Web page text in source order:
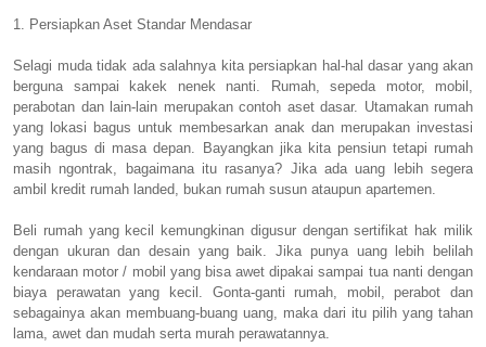
1. Persiapkan Aset Standar Mendasar
Selagi muda tidak ada salahnya kita persiapkan hal-hal dasar yang akan
berguna sampai kakek nenek nanti. Rumah, sepeda motor, mobil,
perabotan dan lain-lain merupakan contoh aset dasar. Utamakan rumah
yang lokasi bagus untuk membesarkan anak dan merupakan investasi
yang bagus di masa depan. Bayangkan jika kita pensiun tetapi rumah
masih ngontrak, bagaimana itu rasanya? Jika ada uang lebih segera
ambil kredit rumah landed, bukan rumah susun ataupun apartemen.
Beli rumah yang kecil kemungkinan digusur dengan sertifikat hak milik
dengan ukuran dan desain yang baik. Jika punya uang lebih belilah
kendaraan motor / mobil yang bisa awet dipakai sampai tua nanti dengan
biaya perawatan yang kecil. Gonta-ganti rumah, mobil, perabot dan
sebagainya akan membuang-buang uang, maka dari itu pilih yang tahan
lama, awet dan mudah serta murah perawatannya.